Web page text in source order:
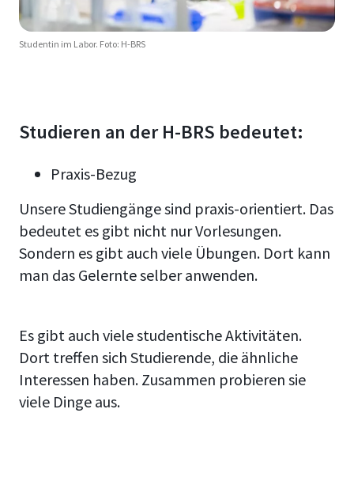
Studentin im Labor. Foto: H-BRS
Studieren an der H-BRS bedeutet:
Praxis-Bezug
Unsere Studiengänge sind praxis-orientiert. Das
bedeutet es gibt nicht nur Vorlesungen.
Sondern es gibt auch viele Übungen. Dort kann
man das Gelernte selber anwenden.
Es gibt auch viele studentische Aktivitäten.
Dort treffen sich Studierende, die ähnliche
Interessen haben. Zusammen probieren sie
viele Dinge aus.